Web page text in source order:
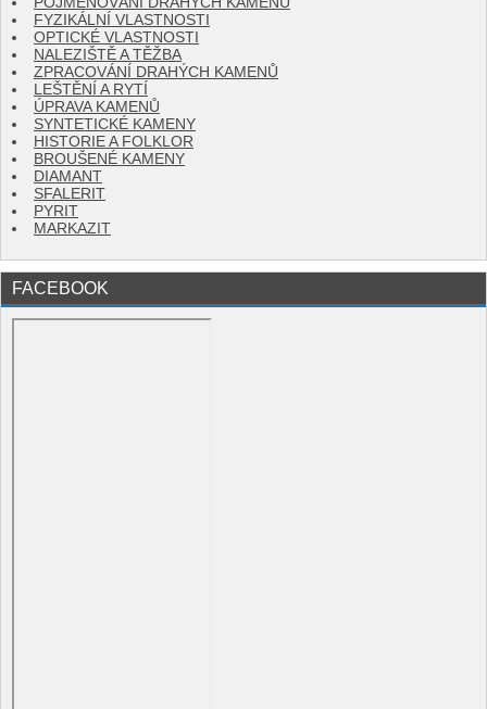
FYZIKÁLNÍ VLASTNOSTI
OPTICKÉ VLASTNOSTI
NALEZIŠTĚ A TĚŽBA
ZPRACOVÁNÍ DRAHÝCH KAMENŮ
LEŠTĚNÍ A RYTÍ
ÚPRAVA KAMENŮ
SYNTETICKÉ KAMENY
HISTORIE A FOLKLOR
BROUŠENÉ KAMENY
DIAMANT
SFALERIT
PYRIT
MARKAZIT
FACEBOOK